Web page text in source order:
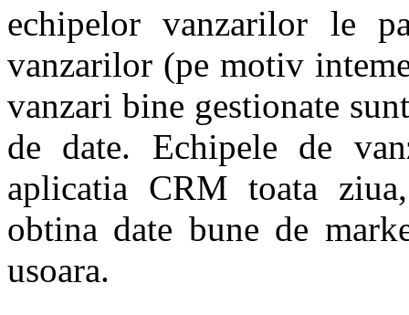
echipelor vanzarilor le
vanzarilor (pe motiv
vanzari bine gestionate
de date. Echipele de
aplicatia CRM toata
obtina date bune de
usoara.